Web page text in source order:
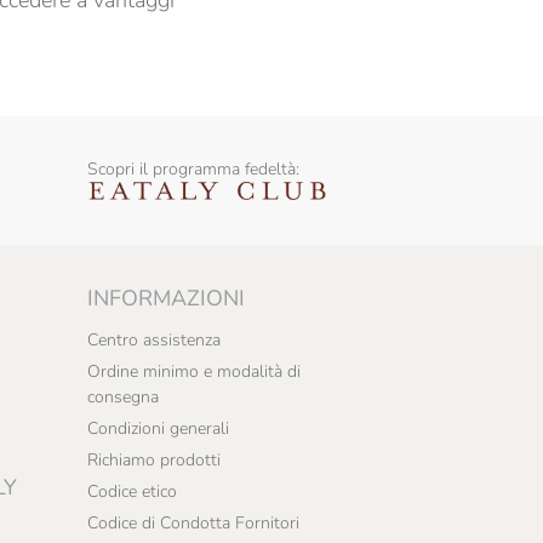
Scopri il programma fedeltà:
INFORMAZIONI
Centro assistenza
Ordine minimo e modalità di
consegna
Condizioni generali
Richiamo prodotti
Codice etico
Codice di Condotta Fornitori